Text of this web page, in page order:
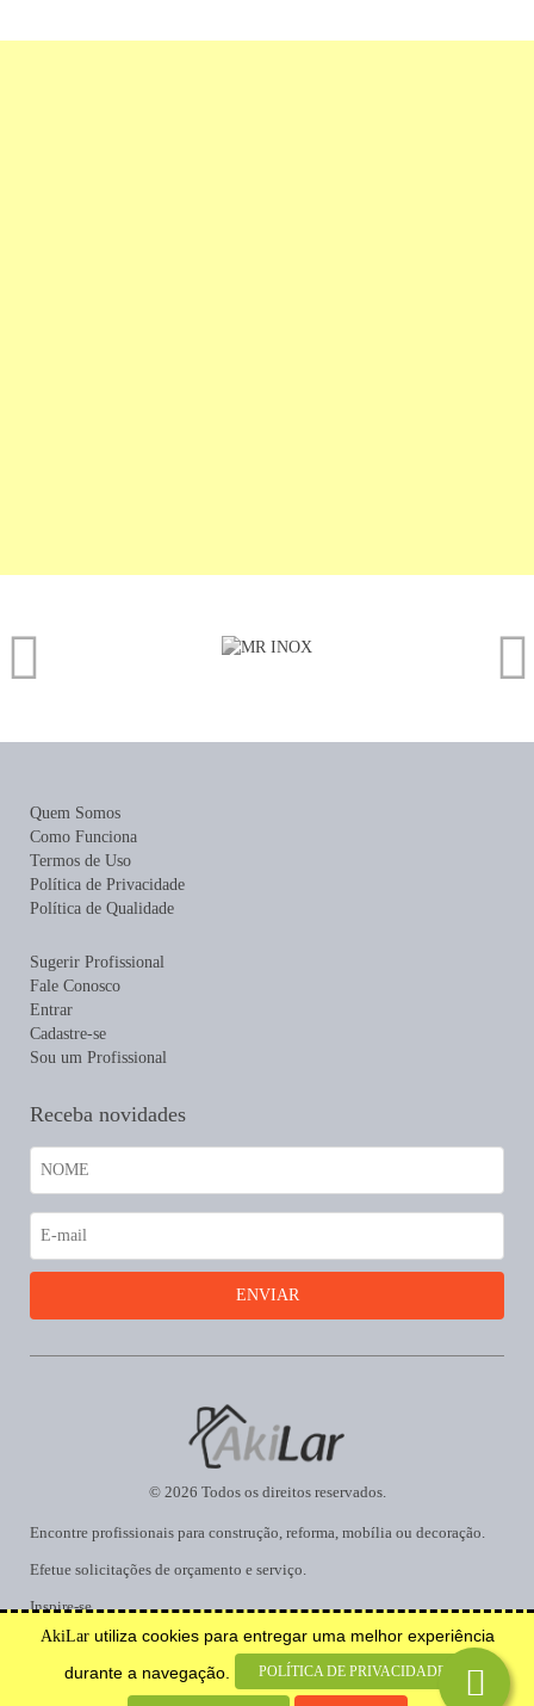
Quem Somos
Como Funciona
Termos de Uso
Política de Privacidade
Política de Qualidade
Sugerir Profissional
Fale Conosco
Entrar
Cadastre-se
Sou um Profissional
Receba novidades
Encontre profissionais para construção, reforma, mobília ou decoração.
Efetue solicitações de orçamento e serviço.
Inspire-se.
© 2026 Todos os direitos reservados.
Desenvolvido por
AkiLarutiliza cookies para entregar uma melhor experiência
durante a navegação.
POLÍTICA DE PRIVACIDADE